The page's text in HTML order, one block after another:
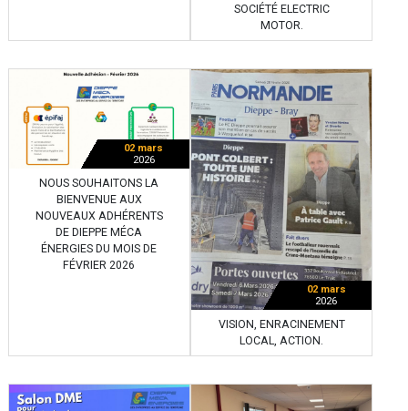
SOCIÉTÉ ELECTRIC
MOTOR.
02 mars
2026
NOUS SOUHAITONS LA
BIENVENUE AUX
NOUVEAUX ADHÉRENTS
DE DIEPPE MÉCA
ÉNERGIES DU MOIS DE
FÉVRIER 2026
02 mars
2026
VISION, ENRACINEMENT
LOCAL, ACTION.